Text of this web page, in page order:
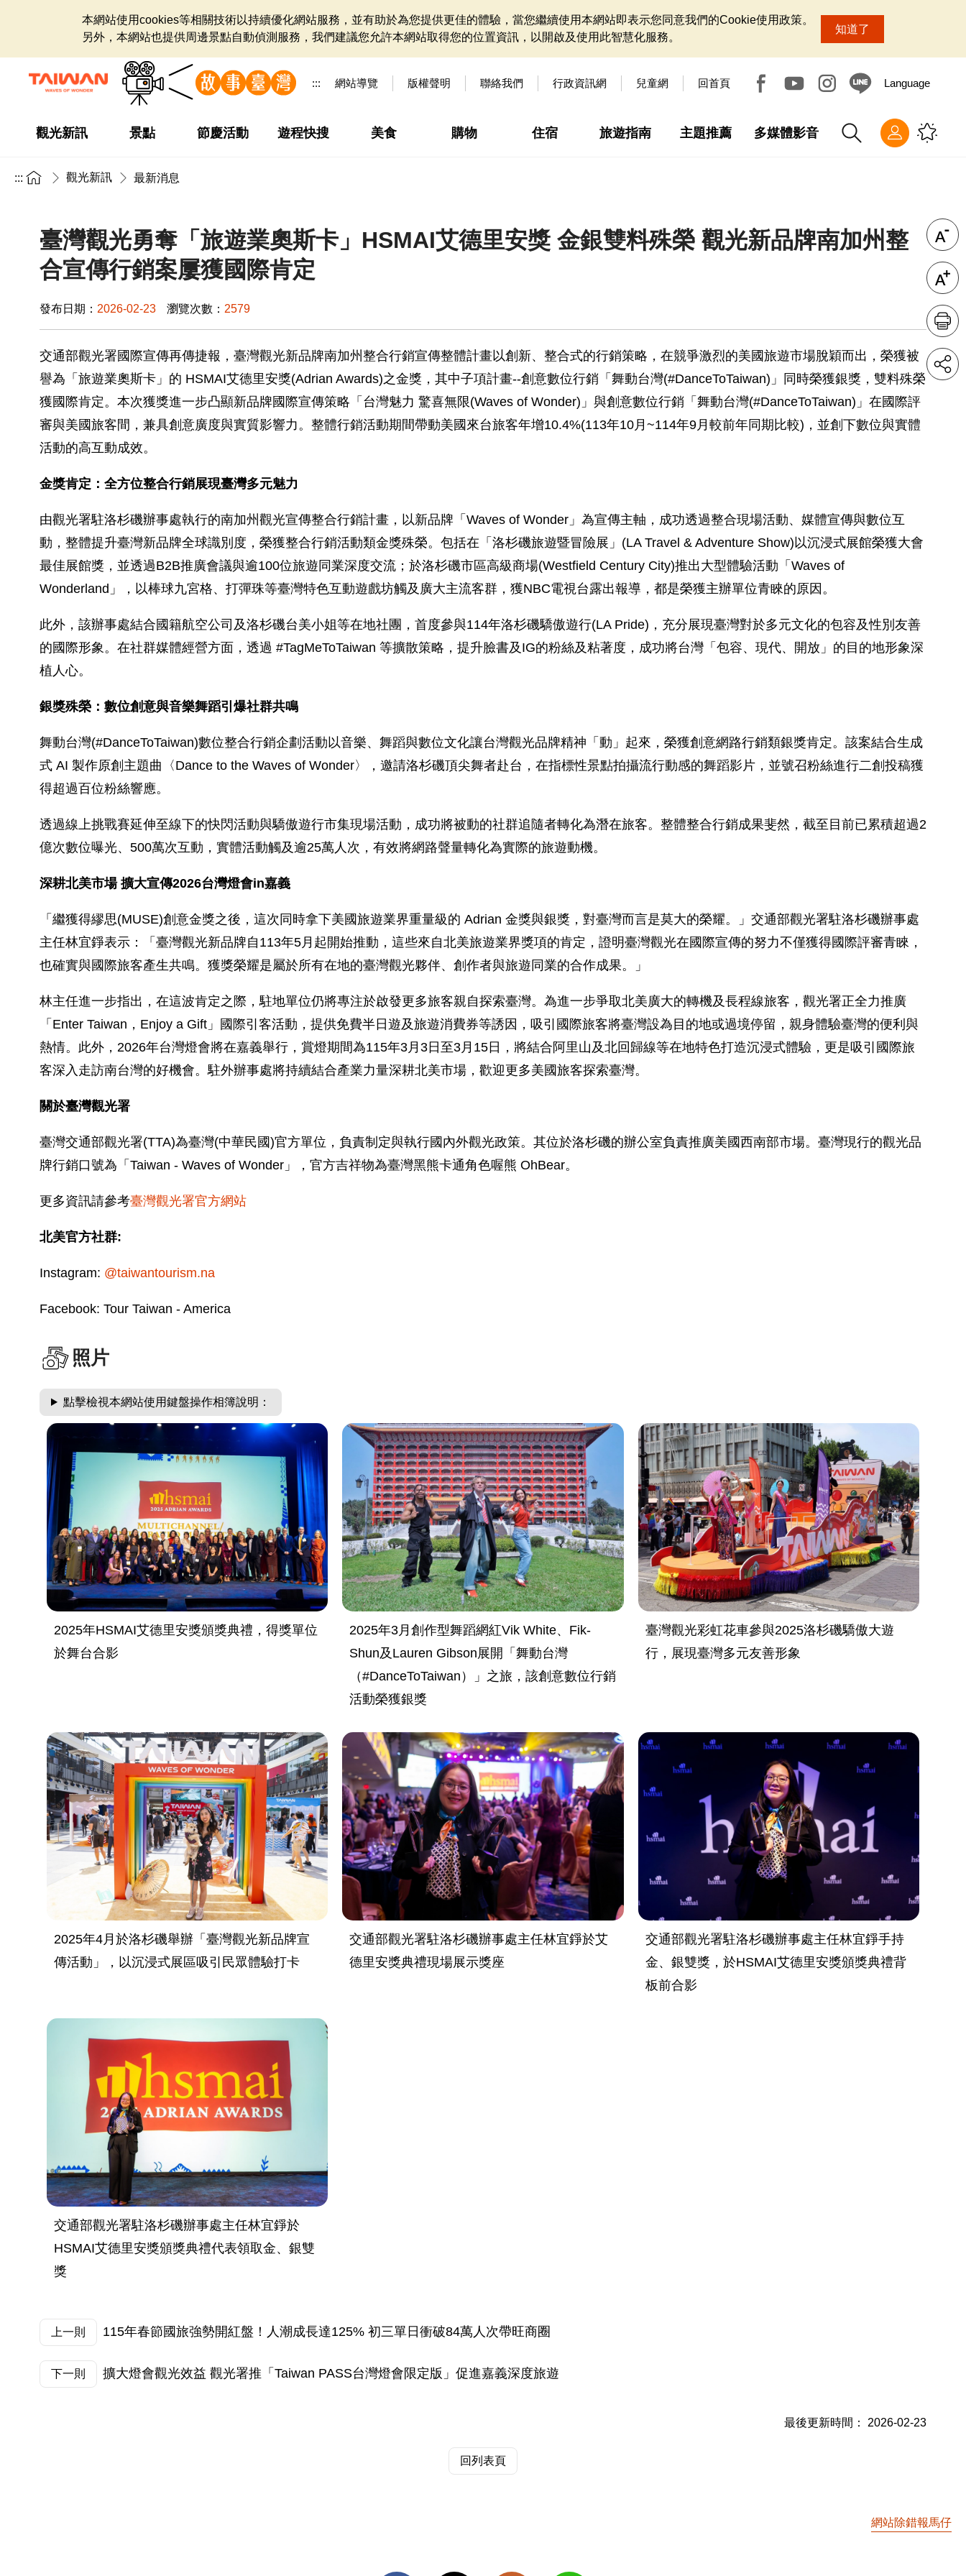
本網站使用cookies等相關技術以持續優化網站服務，並有助於為您提供更佳的體驗，當您繼續使用本網站即表示您同意我們的Cookie使用政策。
另外，本網站也提供周邊景點自動偵測服務，我們建議您允許本網站取得您的位置資訊，以開啟及使用此智慧化服務。
知道了
::: 網站導覽 版權聲明 聯絡我們 行政資訊網 兒童網 回首頁 Language
觀光新訊 景點 節慶活動 遊程快搜 美食 購物 住宿 旅遊指南 主題推薦 多媒體影音
::: 觀光新訊 最新消息
臺灣觀光勇奪「旅遊業奧斯卡」HSMAI艾德里安獎 金銀雙料殊榮 觀光新品牌南加州整
合宣傳行銷案屢獲國際肯定
發布日期： 2026-02-23 瀏覽次數： 2579
交通部觀光署國際宣傳再傳捷報，臺灣觀光新品牌南加州整合行銷宣傳整體計畫以創新、整合式的行銷策略，在競爭激烈的美國旅遊市場脫穎而出，榮獲被
譽為「旅遊業奧斯卡」的 HSMAI艾德里安獎(Adrian Awards)之金獎，其中子項計畫--創意數位行銷「舞動台灣(#DanceToTaiwan)」同時榮獲銀獎，雙料殊榮
獲國際肯定。本次獲獎進一步凸顯新品牌國際宣傳策略「台灣魅力 驚喜無限(Waves of Wonder)」與創意數位行銷「舞動台灣(#DanceToTaiwan)」在國際評
審與美國旅客間，兼具創意廣度與實質影響力。整體行銷活動期間帶動美國來台旅客年增10.4%(113年10月~114年9月較前年同期比較)，並創下數位與實體
活動的高互動成效。
金獎肯定：全方位整合行銷展現臺灣多元魅力
由觀光署駐洛杉磯辦事處執行的南加州觀光宣傳整合行銷計畫，以新品牌「Waves of Wonder」為宣傳主軸，成功透過整合現場活動、媒體宣傳與數位互
動，整體提升臺灣新品牌全球識別度，榮獲整合行銷活動類金獎殊榮。包括在「洛杉磯旅遊暨冒險展」(LA Travel & Adventure Show)以沉浸式展館榮獲大會
最佳展館獎，並透過B2B推廣會議與逾100位旅遊同業深度交流；於洛杉磯市區高級商場(Westfield Century City)推出大型體驗活動「Waves of
Wonderland」，以棒球九宮格、打彈珠等臺灣特色互動遊戲坊觸及廣大主流客群，獲NBC電視台露出報導，都是榮獲主辦單位青睞的原因。
此外，該辦事處結合國籍航空公司及洛杉磯台美小姐等在地社團，首度參與114年洛杉磯驕傲遊行(LA Pride)，充分展現臺灣對於多元文化的包容及性別友善
的國際形象。在社群媒體經營方面，透過 #TagMeToTaiwan 等擴散策略，提升臉書及IG的粉絲及粘著度，成功將台灣「包容、現代、開放」的目的地形象深
植人心。
銀獎殊榮：數位創意與音樂舞蹈引爆社群共鳴
舞動台灣(#DanceToTaiwan)數位整合行銷企劃活動以音樂、舞蹈與數位文化讓台灣觀光品牌精神「動」起來，榮獲創意網路行銷類銀獎肯定。該案結合生成
式 AI 製作原創主題曲〈Dance to the Waves of Wonder〉，邀請洛杉磯頂尖舞者赴台，在指標性景點拍攝流行動感的舞蹈影片，並號召粉絲進行二創投稿獲
得超過百位粉絲響應。
透過線上挑戰賽延伸至線下的快閃活動與驕傲遊行市集現場活動，成功將被動的社群追隨者轉化為潛在旅客。整體整合行銷成果斐然，截至目前已累積超過2
億次數位曝光、500萬次互動，實體活動觸及逾25萬人次，有效將網路聲量轉化為實際的旅遊動機。
深耕北美市場 擴大宣傳2026台灣燈會in嘉義
「繼獲得繆思(MUSE)創意金獎之後，這次同時拿下美國旅遊業界重量級的 Adrian 金獎與銀獎，對臺灣而言是莫大的榮耀。」交通部觀光署駐洛杉磯辦事處
主任林宜錚表示：「臺灣觀光新品牌自113年5月起開始推動，這些來自北美旅遊業界獎項的肯定，證明臺灣觀光在國際宣傳的努力不僅獲得國際評審青睞，
也確實與國際旅客產生共鳴。獲獎榮耀是屬於所有在地的臺灣觀光夥伴、創作者與旅遊同業的合作成果。」
林主任進一步指出，在這波肯定之際，駐地單位仍將專注於啟發更多旅客親自探索臺灣。為進一步爭取北美廣大的轉機及長程線旅客，觀光署正全力推廣
「Enter Taiwan，Enjoy a Gift」國際引客活動，提供免費半日遊及旅遊消費券等誘因，吸引國際旅客將臺灣設為目的地或過境停留，親身體驗臺灣的便利與
熱情。此外，2026年台灣燈會將在嘉義舉行，賞燈期間為115年3月3日至3月15日，將結合阿里山及北回歸線等在地特色打造沉浸式體驗，更是吸引國際旅
客深入走訪南台灣的好機會。駐外辦事處將持續結合產業力量深耕北美市場，歡迎更多美國旅客探索臺灣。
關於臺灣觀光署
臺灣交通部觀光署(TTA)為臺灣(中華民國)官方單位，負責制定與執行國內外觀光政策。其位於洛杉磯的辦公室負責推廣美國西南部市場。臺灣現行的觀光品
牌行銷口號為「Taiwan - Waves of Wonder」，官方吉祥物為臺灣黑熊卡通角色喔熊 OhBear。
更多資訊請參考臺灣觀光署官方網站
北美官方社群:
Instagram: @taiwantourism.na
Facebook: Tour Taiwan - America
照片
點擊檢視本網站使用鍵盤操作相簿說明：
2025年HSMAI艾德里安獎頒獎典禮，得獎單位
於舞台合影
2025年3月創作型舞蹈網紅Vik White、Fik-
Shun及Lauren Gibson展開「舞動台灣
（#DanceToTaiwan）」之旅，該創意數位行銷
活動榮獲銀獎
臺灣觀光彩虹花車參與2025洛杉磯驕傲大遊
行，展現臺灣多元友善形象
2025年4月於洛杉磯舉辦「臺灣觀光新品牌宣
傳活動」，以沉浸式展區吸引民眾體驗打卡
交通部觀光署駐洛杉磯辦事處主任林宜錚於艾
德里安獎典禮現場展示獎座
交通部觀光署駐洛杉磯辦事處主任林宜錚手持
金、銀雙獎，於HSMAI艾德里安獎頒獎典禮背
板前合影
交通部觀光署駐洛杉磯辦事處主任林宜錚於
HSMAI艾德里安獎頒獎典禮代表領取金、銀雙
獎
上一則 115年春節國旅強勢開紅盤！人潮成長達125% 初三單日衝破84萬人次帶旺商圈
下一則 擴大燈會觀光效益 觀光署推「Taiwan PASS台灣燈會限定版」促進嘉義深度旅遊
最後更新時間： 2026-02-23
回列表頁
網站除錯報馬仔